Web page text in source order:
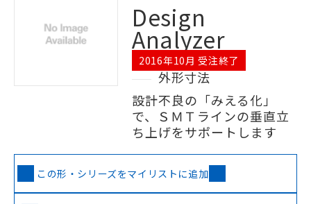
Design
Analyzer
2016年10月 受注終了
外形寸法
設計不良の「みえる化」
で、ＳＭＴラインの垂直立
ち上げをサポートします
この形・シリーズをマイリストに追加